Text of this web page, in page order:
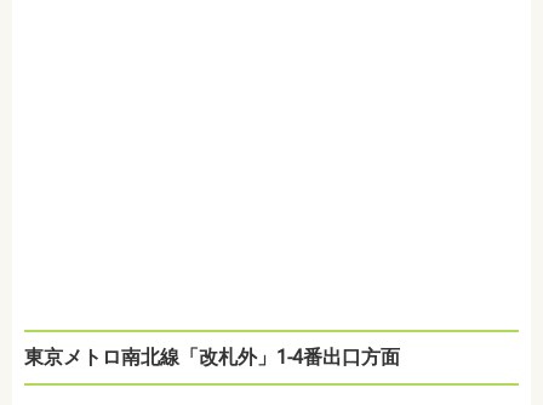
東京メトロ南北線「改札外」1-4番出口方面